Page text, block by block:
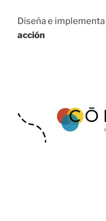
Diseña e implementa
acción